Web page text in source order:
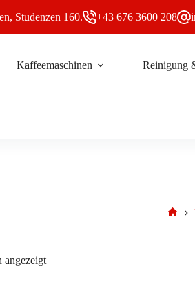
Studenzen 160. +43 676 3600 208
Kaffeemaschinen Reinigung
angezeigtNach